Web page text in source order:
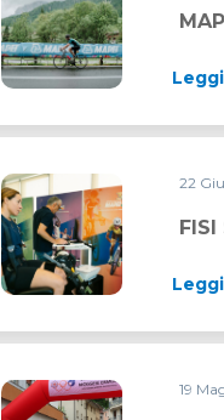
FISI SI AFFIDA A MAPEI
22
FISI
DOPPIETTA 19